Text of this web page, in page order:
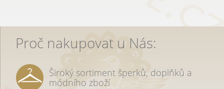
Proč nakupovat u Nás:
Široký sortiment šperků, doplňků a
módního zboží